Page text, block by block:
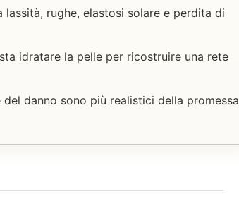
rughe, elastosi solare e perdita di
idratare la pelle per ricostruire una rete
danno sono più realistici della promessa